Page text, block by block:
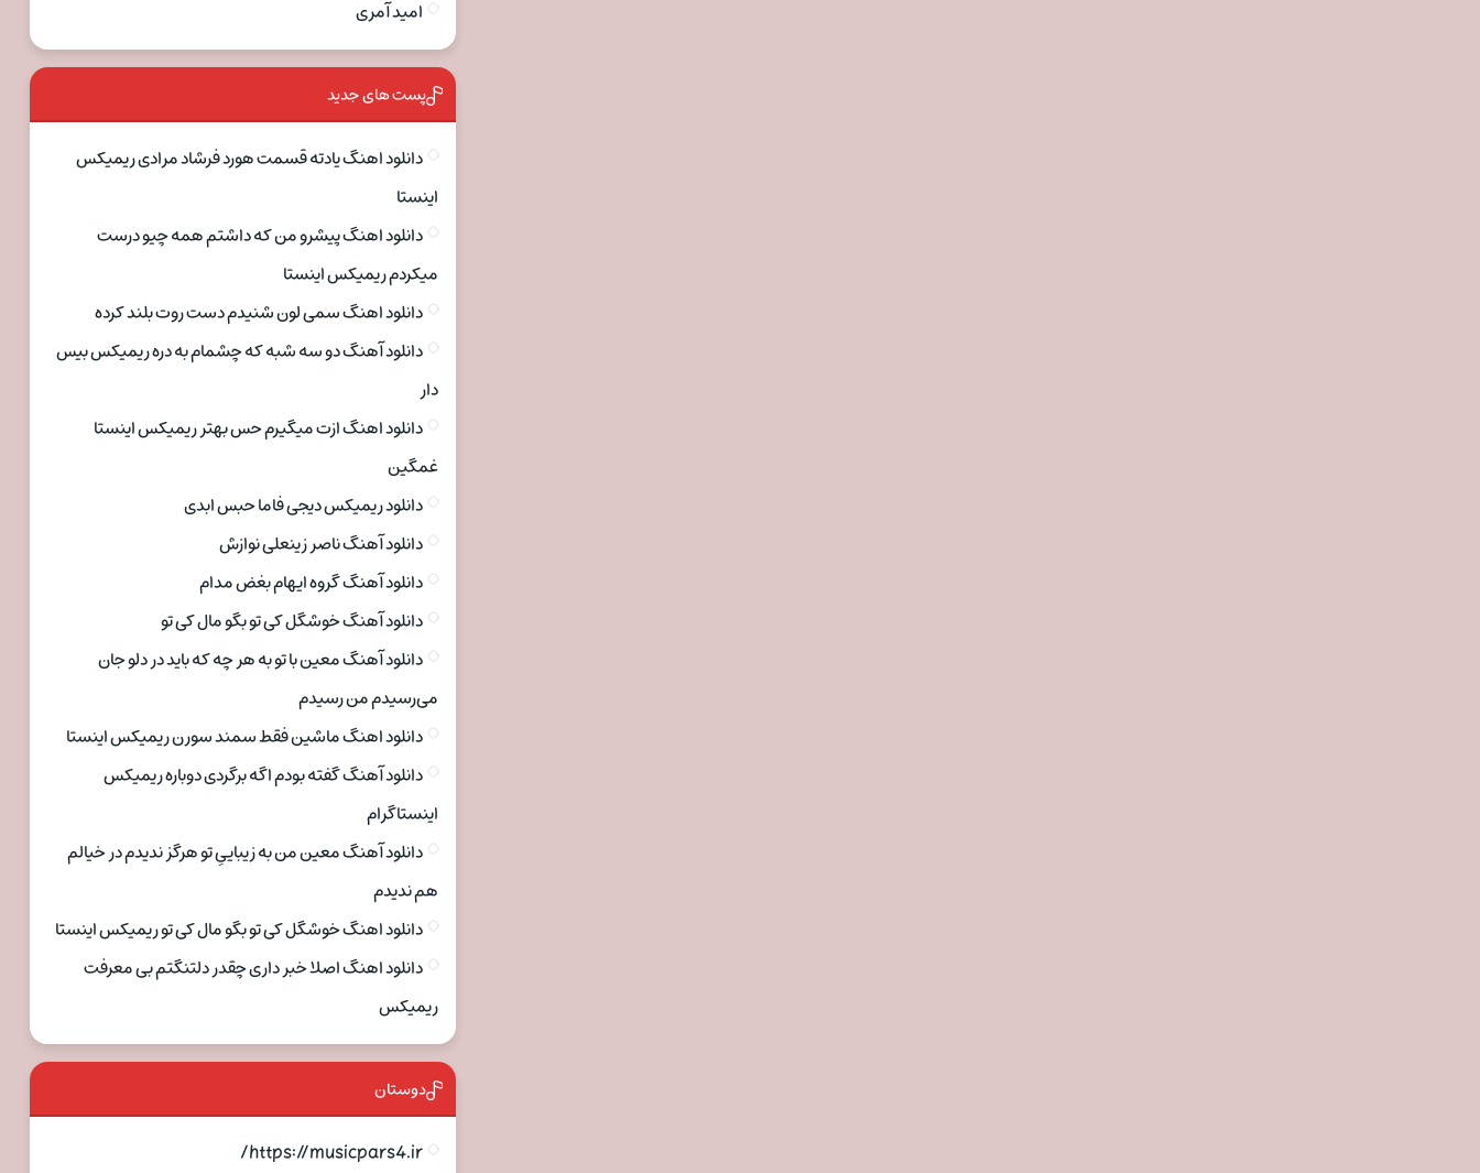
امید آمری
پست های جدید
دانلود اهنگ یادته قسمت هورد فرشاد مرادی ریمیکس
اینستا
دانلود اهنگ پیشرو من که داشتم همه چیو درست
میکردم ریمیکس اینستا
دانلود اهنگ سمی لون شنیدم دست روت بلند کرده
دانلود آهنگ دو سه شبه که چشمام به دره ریمیکس بیس
دار
دانلود اهنگ ازت میگیرم حس بهتر ریمیکس اینستا
غمگین
دانلود ریمیکس دیجی فاما حبس ابدی
دانلود آهنگ ناصر زینعلی نوازش
دانلود آهنگ گروه ایهام بغض مدام
دانلود آهنگ خوشگل کی تو بگو مال کی تو
دانلود آهنگ معین با تو به هر چه که باید در دلو جان
می‌رسیدم من رسیدم
دانلود اهنگ ماشین فقط سمند سورن ریمیکس اینستا
دانلود آهنگ گفته بودم اگه برگردی دوباره ریمیکس
اینستاگرام
دانلود آهنگ معین من به زیباییِ تو هرگز ندیدم در خیالم
هم ندیدم
دانلود اهنگ خوشگل کی تو بگو مال کی تو ریمیکس اینستا
دانلود اهنگ اصلا خبر داری چقدر دلتنگتم بی معرفت
ریمیکس
دوستان
https://musicpars4.ir/